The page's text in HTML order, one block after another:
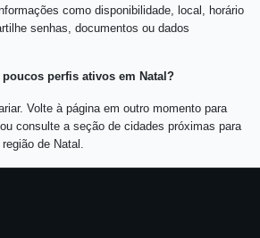
como disponibilidade, local, horário
senhas, documentos ou dados
perfis ativos em Natal?
Volte à página em outro momento para
consulte a seção de cidades próximas para
de Natal.